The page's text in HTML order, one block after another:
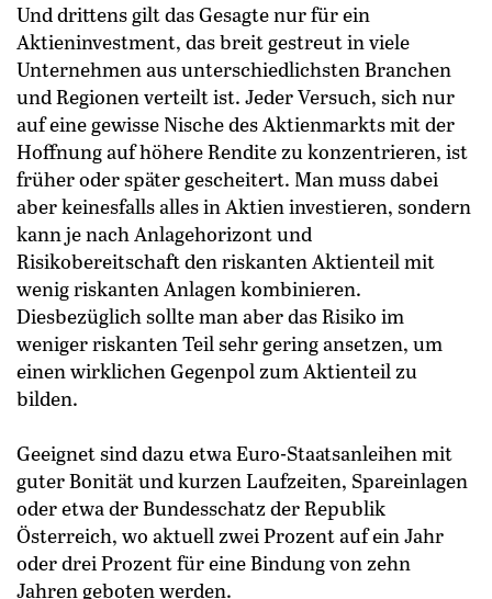
Und drittens gilt das Gesagte nur für ein
Aktieninvestment, das breit gestreut in viele
Unternehmen aus unterschiedlichsten Branchen
und Regionen verteilt ist. Jeder Versuch, sich nur
auf eine gewisse Nische des Aktienmarkts mit der
Hoffnung auf höhere Rendite zu konzentrieren, ist
früher oder später gescheitert. Man muss dabei
aber keinesfalls alles in Aktien investieren, sondern
kann je nach Anlagehorizont und
Risikobereitschaft den riskanten Aktienteil mit
wenig riskanten Anlagen kombinieren.
Diesbezüglich sollte man aber das Risiko im
weniger riskanten Teil sehr gering ansetzen, um
einen wirklichen Gegenpol zum Aktienteil zu
bilden.
Geeignet sind dazu etwa Euro-Staatsanleihen mit
guter Bonität und kurzen Laufzeiten, Spareinlagen
oder etwa der Bundesschatz der Republik
Österreich, wo aktuell zwei Prozent auf ein Jahr
oder drei Prozent für eine Bindung von zehn
Jahren geboten werden.